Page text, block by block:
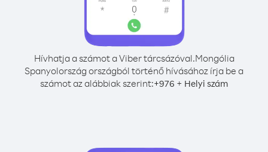
Hívhatja a számot a Viber tárcsázóval.Mongólia
Spanyolország országból történő hívásához írja be a
számot az alábbiak szerint:+976 + Helyi szám